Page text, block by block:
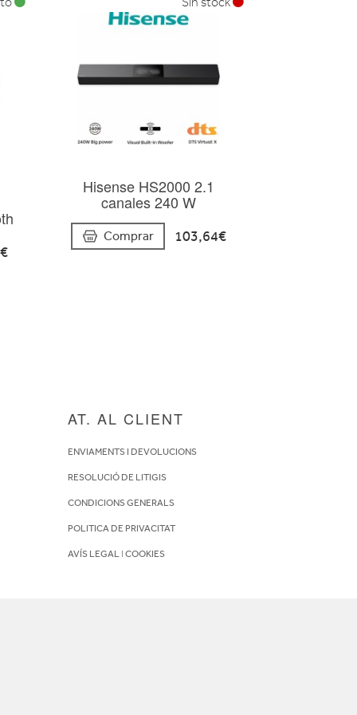
Hisense HS2000 2.1
canales 240 W
Comprar 103,64€
AT. AL CLIENT
ENVIAMENTS I DEVOLUCIONS
RESOLUCIÓ DE LITIGIS
CONDICIONS GENERALS
POLITICA DE PRIVACITAT
AVÍS LEGAL I COOKIES